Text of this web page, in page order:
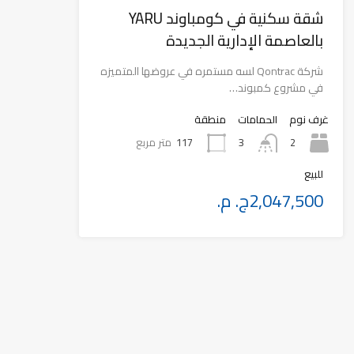
شقة سكنية في كومباوند YARU
بالعاصمة الإدارية الجديدة
شركة Qontrac لسه مستمره في عروضها المتميزه
في مشروع كمبوند…
غرف نوم
2
الحمامات
3
منطقة
117 متر مربع
للبيع
2,047,500ج. م.